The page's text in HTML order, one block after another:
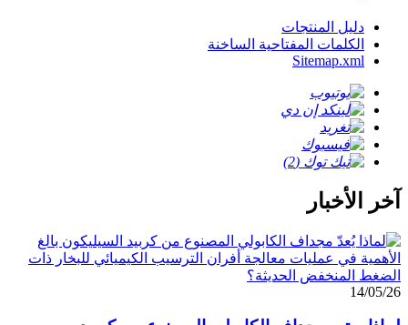
دليل المنتجات
الكلمات المفتاحية الساخنة
Sitemap.xml
آخر الأخبار
14/05/26